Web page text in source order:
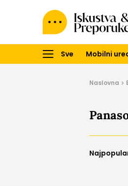
Sve Mobilni
Naslovna